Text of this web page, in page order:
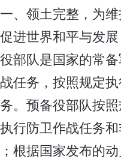
、领土完整，为
进世界和平与发
部队是国家的常
任务，按照规定
。预备役部队按
行防卫作战任务
根据国家发布的